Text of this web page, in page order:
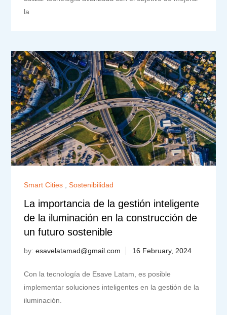
la
Smart Cities ,Sostenibilidad
La importancia de la gestión inteligente
de la iluminación en la construcción de
un futuro sostenible
by:esavelatamad@gmail.com
Con la tecnología de Esave Latam, es posible
implementar soluciones inteligentes en la gestión de la
iluminación.